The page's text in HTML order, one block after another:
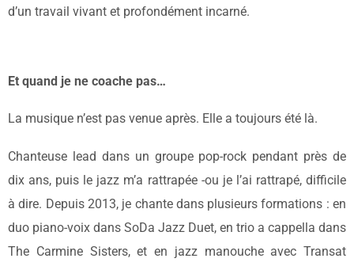
d’un travail vivant et profondément incarné.
Et quand je ne coache pas…
La musique n’est pas venue après. Elle a toujours été là.
Chanteuse lead dans un groupe pop-rock pendant près de
dix ans, puis le jazz m’a rattrapée -ou je l’ai rattrapé, difficile
à dire. Depuis 2013, je chante dans plusieurs formations : en
duo piano-voix dans SoDa Jazz Duet, en trio a cappella dans
The Carmine Sisters, et en jazz manouche avec Transat